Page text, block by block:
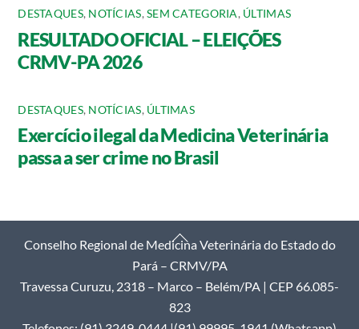
DESTAQUES, NOTÍCIAS,SEM CATEGORIA, ÚLTIMAS
RESULTADO OFICIAL – ELEIÇÕES
CRMV-PA 2026
DESTAQUES, NOTÍCIAS, ÚLTIMAS
Exercício ilegal da Medicina Veterinária
passa a ser crime no Brasil
Back
To
Top
Conselho Regional de Medicina Veterinária do Estado do
Pará – CRMV/PA
Travessa Curuzu, 2318 – Marco – Belém/PA | CEP 66.085-
823